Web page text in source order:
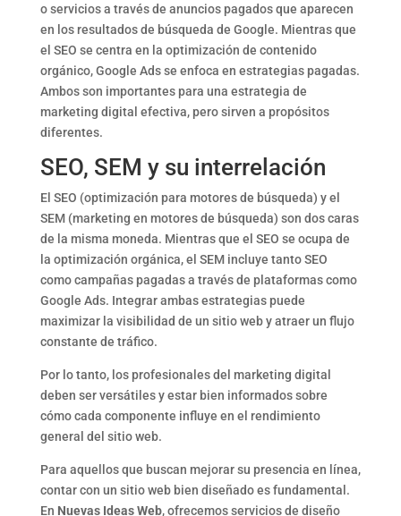
o servicios a través de anuncios pagados que aparecen
en los resultados de búsqueda de Google. Mientras que
el SEO se centra en la optimización de contenido
orgánico, Google Ads se enfoca en estrategias pagadas.
Ambos son importantes para una estrategia de
marketing digital efectiva, pero sirven a propósitos
diferentes.
SEO, SEM y su interrelación
El SEO (optimización para motores de búsqueda) y el
SEM (marketing en motores de búsqueda) son dos caras
de la misma moneda. Mientras que el SEO se ocupa de
la optimización orgánica, el SEM incluye tanto SEO
como campañas pagadas a través de plataformas como
Google Ads. Integrar ambas estrategias puede
maximizar la visibilidad de un sitio web y atraer un flujo
constante de tráfico.
Por lo tanto, los profesionales del marketing digital
deben ser versátiles y estar bien informados sobre
cómo cada componente influye en el rendimiento
general del sitio web.
Para aquellos que buscan mejorar su presencia en línea,
contar con un sitio web bien diseñado es fundamental.
En Nuevas Ideas Web, ofrecemos servicios de diseño